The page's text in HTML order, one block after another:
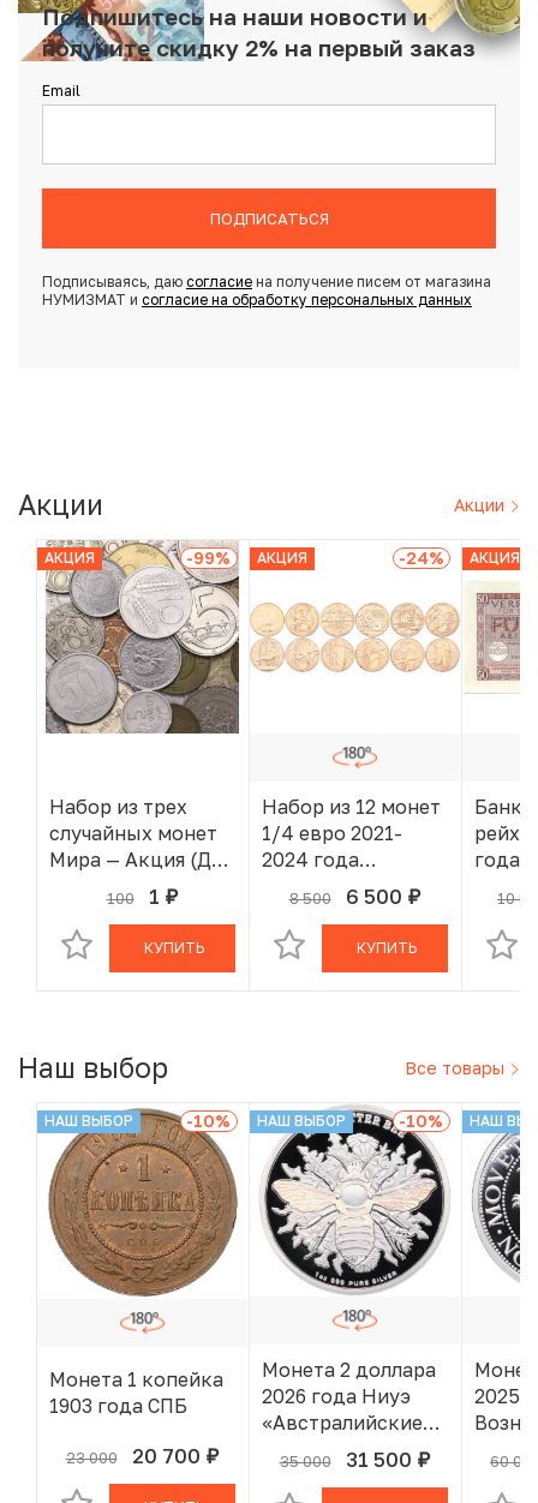
Подпишитесь на наши новости и
получите скидку 2% на первый заказ
Email
ПОДПИСАТЬСЯ
Подписываясь, даю согласиена получение писем от магазина
НУМИЗМАТ и согласие на обработку персональных данных
Акции
Акции
АКЦИЯ -99%
Набор из трех
случайных монет
Мира — Акция (Для
заказов от 2000 р)
100 1 руб.
В КОРЗИНЕ
КУПИТЬ
АКЦИЯ -24%
Набор из 12 монет
1/4 евро 2021-
2024 года
Франция «XXXIII
летние
Олимпийские игры
в Париже 2024
8 500 6 500 руб.
В КОРЗИНЕ
КУПИТЬ
АКЦИЯ
года
силы
10
Все товары
Наш выбор
НАШ ВЫБОР -10%
Монета 1 копейка
1903 года СПБ
23 000 20 700 руб.
В КОРЗИНЕ
НАШ ВЫБОР -10%
Монета 2 доллара
2026 года Ниуэ
«Австралийские
пчелы — Пчела-
листорез»
35 000 31 500 руб.
В КОРЗИНЕ
НАШ
2025
60